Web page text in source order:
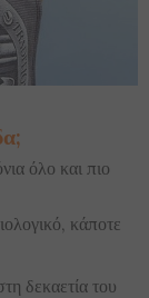
όλο και πιο
κάποτε
δεκαετία του